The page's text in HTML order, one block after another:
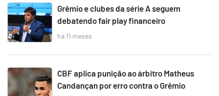
Grêmio e clubes da série A seguem
debatendo fair play financeiro
há 11 meses
CBF aplica punição ao árbitro Matheus
Candançan por erro contra o Grêmio